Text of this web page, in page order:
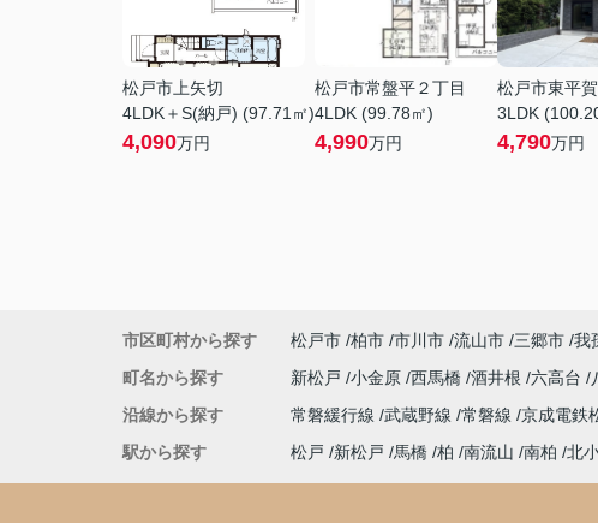
松戸市上矢切
4LDK＋S(納戸) (97.71㎡)
4,090万円
松戸市常盤平２丁目
4LDK (99.78㎡)
4,990万円
松戸市東平賀
3LDK
4,790万円
市区町村から探す 松戸市 柏市 市川市 流山市 三郷市 我
町名から探す
新松戸 小金原 西馬橋 酒井根 六高台
沿線から探す
常磐緩行線 武蔵野線 常磐線 京成電鉄
駅から探す
松戸 新松戸 馬橋 柏 南流山 南柏 北